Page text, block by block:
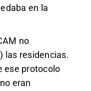
en la
no
las residencias.
ese protocolo
eran